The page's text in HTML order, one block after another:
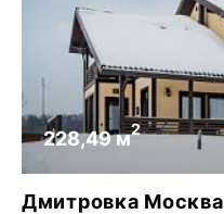
228,49 м2
Дмитровка Москва